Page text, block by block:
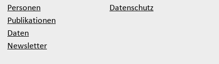
Personen
Publikationen
Daten
Newsletter
Datenschutz